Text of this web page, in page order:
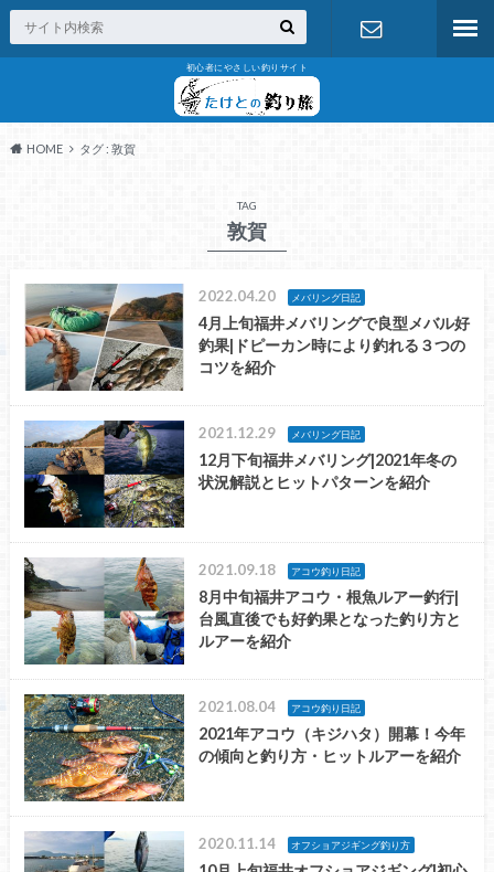
初心者にやさしい釣りサイト
HOME タグ : 敦賀
TAG
敦賀
2022.04.20 メバリング日記
4月上旬福井メバリングで良型メバル好
釣果|ドピーカン時により釣れる３つの
コツを紹介
2021.12.29 メバリング日記
12月下旬福井メバリング|2021年冬の
状況解説とヒットパターンを紹介
2021.09.18 アコウ釣り日記
8月中旬福井アコウ・根魚ルアー釣行|
台風直後でも好釣果となった釣り方と
ルアーを紹介
2021.08.04 アコウ釣り日記
2021年アコウ（キジハタ）開幕！今年
の傾向と釣り方・ヒットルアーを紹介
2020.11.14 オフショアジギング釣り方